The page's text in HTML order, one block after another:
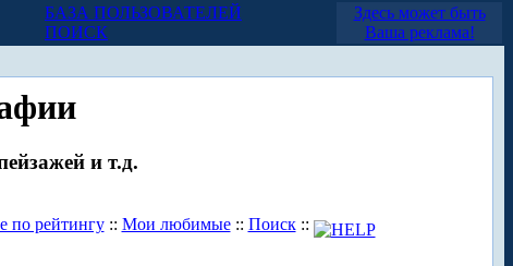
БАЗА ПОЛЬЗОВАТЕЛЕЙ
ПОИСК
Здесь может быть
Ваша реклама!
и т.д.
по рейтингу:: Мои любимые:: Поиск::